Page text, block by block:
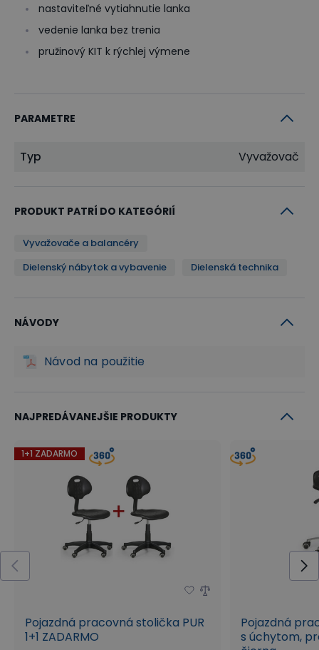
nastaviteľné vytiahnutie lanka
vedenie lanka bez trenia
pružinový KIT k rýchlej výmene
PARAMETRE
Typ Vyvažovač
PRODUKT PATRÍ DO KATEGÓRIÍ
Vyvažovače a balancéry
Dielenský nábytok a vybavenie
Dielenská technika
NÁVODY
Návod na použitie
NAJPREDÁVANEJŠIE PRODUKTY
1+1 ZADARMO
Pojazdná pracovná stolička PUR
1+1 ZADARMO
Pojazdná
s úchytom,